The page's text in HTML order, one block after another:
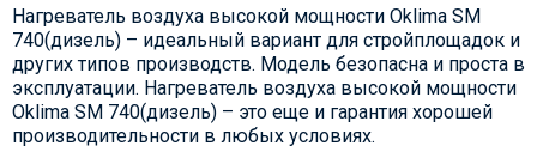
Нагреватель воздуха высокой мощности Oklima SM
740(дизель) – идеальный вариант для стройплощадок и
других типов производств. Модель безопасна и проста в
эксплуатации. Нагреватель воздуха высокой мощности
Oklima SM 740(дизель) – это еще и гарантия хорошей
производительности в любых условиях.